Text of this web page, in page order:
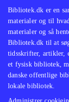
Bibliotek.dk er en
materialer og til
materialer og så
Bibliotek.dk til at
tidsskrifter, artikler,
et fysisk bibliotek,
danske offentlige
lokale bibliotek.